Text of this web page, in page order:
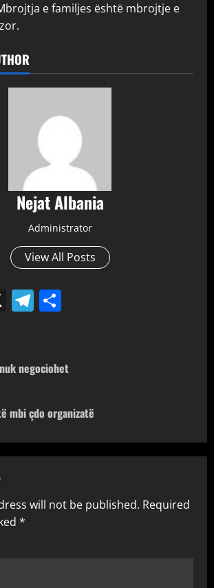
e familjes është mbrojtje e
Nejat Albania
Administrator
View All Posts
X Telegram
negociohet
mbi çdo organizatë
will not be published. Required
*